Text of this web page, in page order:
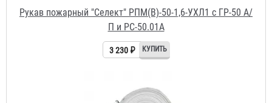
Рукав пожарный "Премиум" РПМ(В)-40-1,6-И-УХЛ1 с
6 673 ₽